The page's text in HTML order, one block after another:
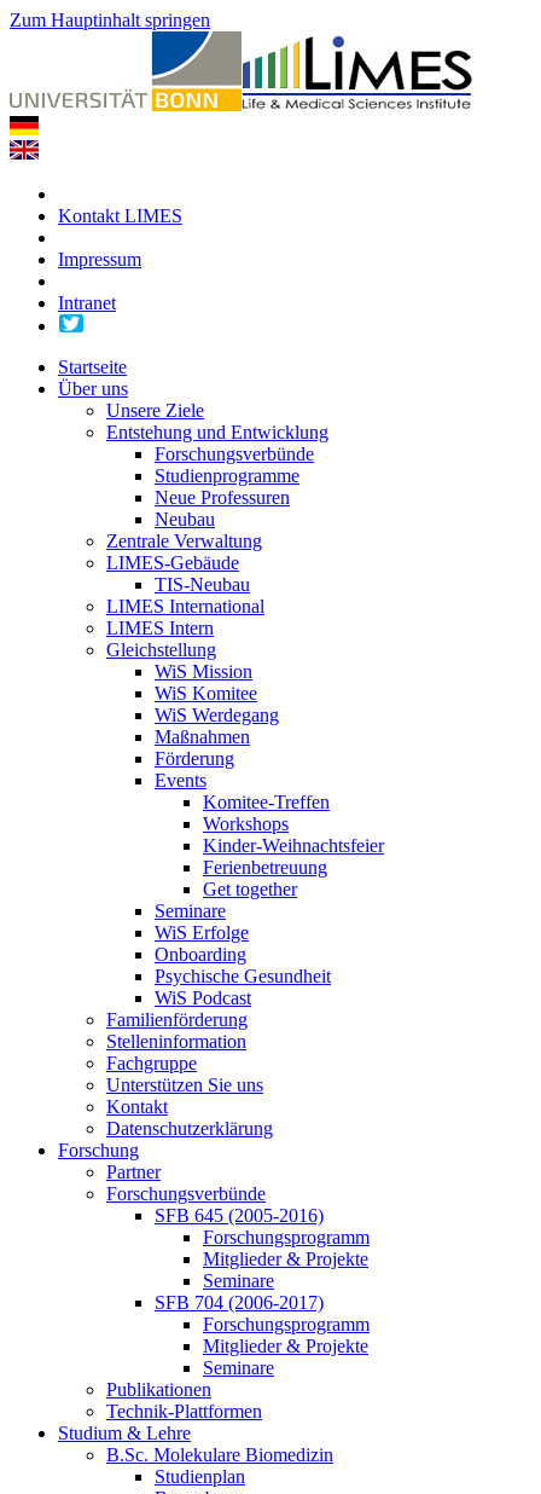
Zum Hauptinhalt springen
Kontakt LIMES
Impressum
Intranet
Startseite
Über uns
Unsere Ziele
Entstehung und Entwicklung
Forschungsverbünde
Studienprogramme
Neue Professuren
Neubau
Zentrale Verwaltung
LIMES-Gebäude
TIS-Neubau
LIMES International
LIMES Intern
Gleichstellung
WiS Mission
WiS Komitee
WiS Werdegang
Maßnahmen
Förderung
Events
Komitee-Treffen
Workshops
Kinder-Weihnachtsfeier
Ferienbetreuung
Get together
Seminare
WiS Erfolge
Onboarding
Psychische Gesundheit
WiS Podcast
Familienförderung
Stelleninformation
Fachgruppe
Unterstützen Sie uns
Kontakt
Datenschutzerklärung
Forschung
Partner
Forschungsverbünde
SFB 645 (2005-2016)
Forschungsprogramm
Mitglieder & Projekte
Seminare
SFB 704 (2006-2017)
Forschungsprogramm
Mitglieder & Projekte
Seminare
Publikationen
Technik-Plattformen
Studium & Lehre
B.Sc. Molekulare Biomedizin
Studienplan